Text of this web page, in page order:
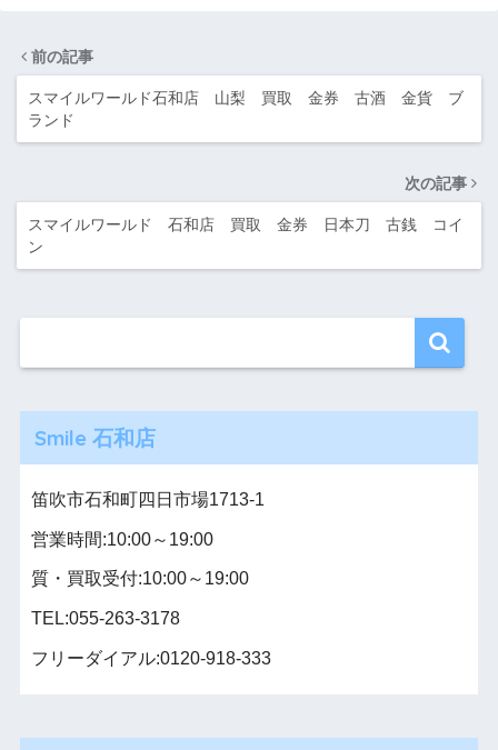
前の記事
スマイルワールド石和店 山梨 買取 金券 古酒 金貨 ブ
ランド
次の記事
スマイルワールド 石和店 買取 金券 日本刀 古銭 コイ
ン
Smile 石和店
笛吹市石和町四日市場1713-1
営業時間:10:00～19:00
質・買取受付:10:00～19:00
TEL:055-263-3178
フリーダイアル:0120-918-333